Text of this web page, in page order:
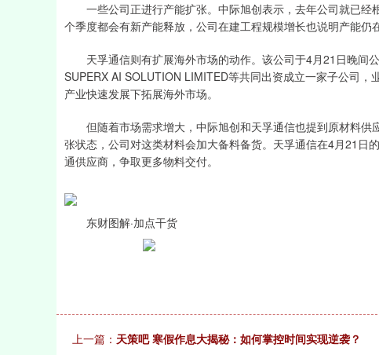
一些公司正进行产能扩张。中际旭创表示，去年公司就已经
个季度都会有新产能释放，公司在建工程规模增长也说明产能仍
天孚通信则有扩展海外市场的动作。该公司于4月21日晚间
SUPERX AI SOLUTION LIMITED等共同出资成立一家子公司
产业快速发展下拓展海外市场。
但随着市场需求增大，中际旭创和天孚通信也提到原材料供
张状态，公司对这类材料会加大备料备货。天孚通信在4月21日
通供应商，争取更多物料交付。
东财图解·加点干货
上一篇： 天策吧 寒假作息大揭秘：如何掌控时间实现逆袭？